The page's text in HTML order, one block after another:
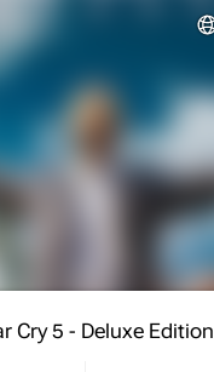
Cry 5 - Deluxe Edition